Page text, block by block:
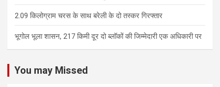
2.09 किलोग्राम चरस के साथ बरेली के दो तस्कर गिरफ्तार
भूगोल भूला शासन, 217 किमी दूर दो ब्लॉकों की जिम्मेदारी एक अधिकारी पर
You may Missed